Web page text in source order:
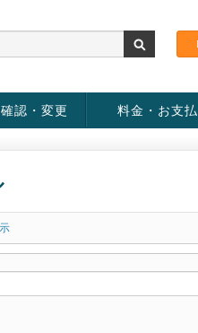
認・変更 料金・お支払